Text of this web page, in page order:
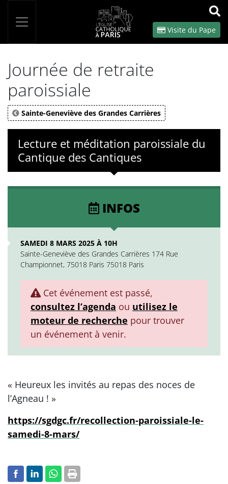
OK
Visite du Pape
Journée de retraite
paroissiale
Sainte-Geneviève des Grandes Carrières
Lecture et méditation paroissiale du
Cantique des Cantiques
INFOS
SAMEDI 8 MARS 2025 À 10H
Sainte-Geneviève des Grandes Carrières 174 Rue
Championnet, 75018 Paris 75018 Paris
Cet événement est passé,
consultez l’agenda ou utilisez le
moteur de recherche pour trouver
un événement à venir.
« Heureux les invités au repas des noces de
l’Agneau ! »
https://sgdgc.fr/recollection-paroissiale-le-
samedi-8-mars/
Panneau de gestion des cookies